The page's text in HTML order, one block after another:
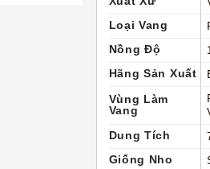
Loại Vang
Nồng Độ
Hãng Sản Xuất
Vùng Làm
Vang
Dung Tích
Giống Nho